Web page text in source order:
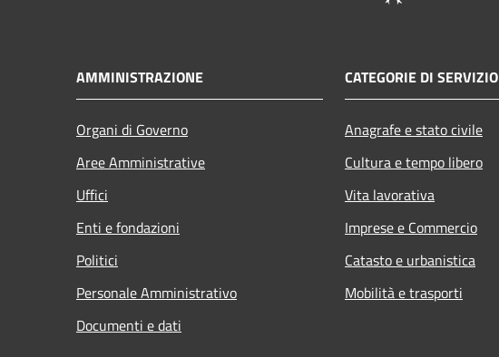
AMMINISTRAZIONE
Organi di Governo
Aree Amministrative
Uffici
Enti e fondazioni
Politici
Personale Amministrativo
Documenti e dati
CATEGORIE DI SERVIZIO
Anagrafe e stato civile
Cultura e tempo libero
Vita lavorativa
Imprese e Commercio
Catasto e urbanistica
Mobilità e trasporti